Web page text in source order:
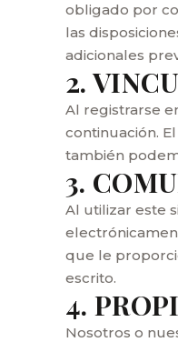
obligado por
las
adicionales
2.
Al registrarse
continuación.
también
3.
Al utilizar este
que le
escrito.
4.
Nosotros o